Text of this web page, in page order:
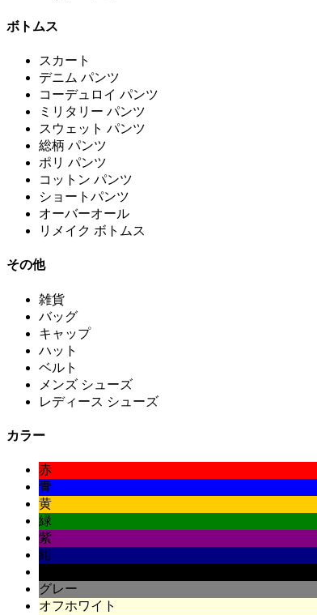
ボトムス
スカート
デニム パンツ
コーデュロイ パンツ
ミリタリー パンツ
スウェット パンツ
総柄 パンツ
ポリ パンツ
コットン パンツ
ショートパンツ
オーバーオール
リメイク ボトムス
その他
雑貨
バッグ
キャップ
ハット
ベルト
メンズ シューズ
レディース シューズ
カラー
赤
青
黄
緑
紫
紺
グレー
オフホワイト